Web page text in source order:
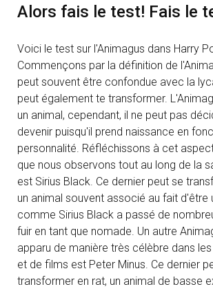
Alors fais le test! Fais le
Voici le test sur l'Animagus dans Harry
Commençons par la définition de
peut souvent être confondue avec la
peut également te transformer.
un animal, cependant, il ne peut pas
devenir puisqu'il prend naissance en
personnalité. Réfléchissons à cet
que nous observons tout au long de la
est Sirius Black. Ce dernier peut se
un animal souvent associé au fait d'être
comme Sirius Black a passé de
fuir en tant que nomade. Un autre
apparu de manière très célèbre dans
et de films est Peter Minus. Ce dernier
transformer en rat, un animal de basse